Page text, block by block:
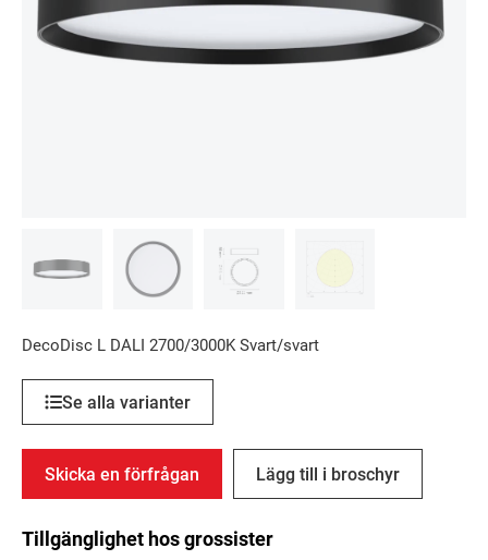
DecoDisc L DALI 2700/3000K Svart/svart
Se alla varianter
Skicka en förfrågan Lägg till i broschyr
Tillgänglighet hos grossister